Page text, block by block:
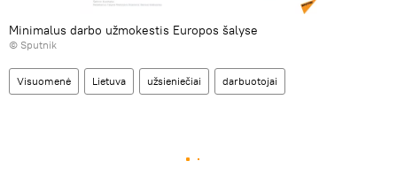
Minimalus darbo užmokestis Europos šalyse
© Sputnik
Visuomenė Lietuva užsieniečiai darbuotojai